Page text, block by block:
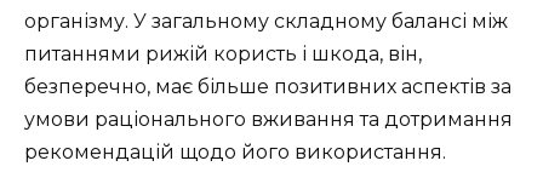
організму. У загальному складному балансі між
питаннями рижій користь і шкода, він,
безперечно, має більше позитивних аспектів за
умови раціонального вживання та дотримання
рекомендацій щодо його використання.